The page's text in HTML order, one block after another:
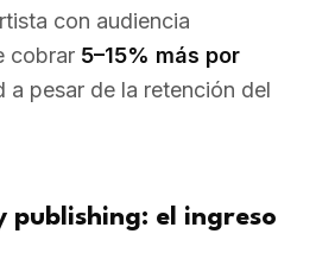
con audiencia
cobrar 5–15% más por
a pesar de la retención del
publishing: el ingreso